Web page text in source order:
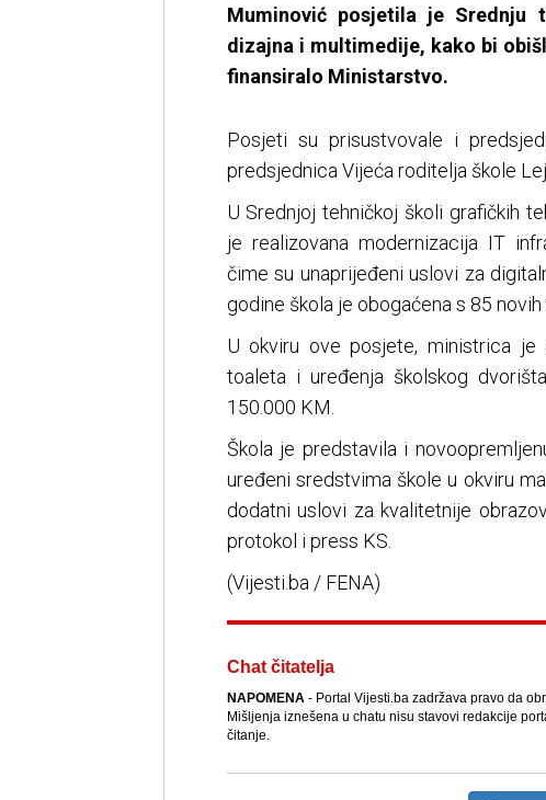
Muminović posjetila je Srednju
dizajna i multimedije, kako bi
finansiralo Ministarstvo.
Posjeti su prisustvovale i
predsjednica Vijeća roditelja škole
U Srednjoj tehničkoj školi grafičkih
je realizovana modernizacija IT
čime su unaprijeđeni uslovi za
godine škola je obogaćena s 85 novih
U okviru ove posjete, ministrica
toaleta i uređenja školskog
150.000 KM.
Škola je predstavila i
uređeni sredstvima škole u okviru
dodatni uslovi za kvalitetnije
protokol i press KS.
(Vijesti.ba / FENA)
Chat čitatelja
NAPOMENA- Portal Vijesti.ba zadržava pravo da
Mišljenja iznešena u chatu nisu stavovi redakcije
čitanje.